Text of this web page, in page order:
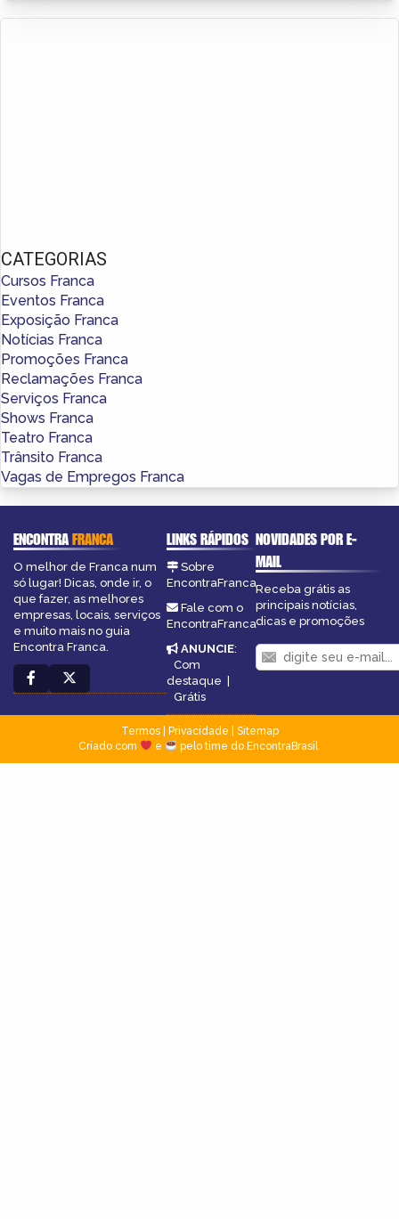
CATEGORIAS
Cursos Franca
Eventos Franca
Exposição Franca
Notícias Franca
Promoções Franca
Reclamações Franca
Serviços Franca
Shows Franca
Teatro Franca
Trânsito Franca
Vagas de Empregos Franca
ENCONTRAFRANCA
O melhor de Franca num
só lugar! Dicas, onde ir, o
que fazer, as melhores
empresas, locais, serviços
e muito mais no guia
Encontra Franca.
LINKS RÁPIDOS
Sobre
EncontraFranca
Fale com o
EncontraFranca
ANUNCIE:
Com
destaque |
Grátis
NOVIDADES POR E-
MAIL
Receba grátis as
principais notícias,
dicas e promoções
Termos| Privacidade
Sitemap
Criado com
e pelo time do EncontraBrasil